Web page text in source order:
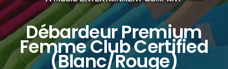
SERVICES
STORE
NOTRE GROUPE
Débardeur Premium
Femme Club Certified
(Blanc/Rouge)